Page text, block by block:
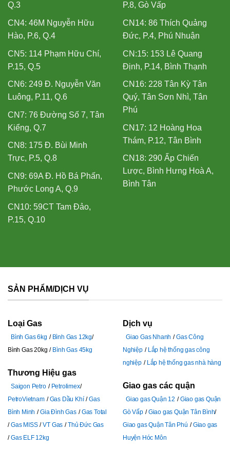
Q.3
CN4: 46M Nguyễn Hữu
Hào, P.6, Q.4
CN5: 114 Phạm Hữu Chí,
P.15, Q.5
CN6: 249 Đ. Nguyễn Văn
Luông, P.11, Q.6
CN7: 76 Đường Số 7, Tân
Kiểng, Q.7
CN8: 175 Đ. Bùi Minh
Trực, P.5, Q.8
CN9: 69A Đ. Hồ Bá Phấn,
Phước Long A, Q.9
CN10: 59CT Tam Đảo,
P.15, Q.10
P.8, Gò Vấp
CN14: 86 Thích Quảng
Đức, P.4, Phú Nhuận
CN:15: 153 Lê Quang
Định, P.14, Bình Thạnh
CN16: 228 Tân Kỳ Tân
Quý, Tân Sơn Nhì, Tân
Phú
CN17: 12 Hoàng Hoa
Thám, P.12, Tân Bình
CN18: 290 Ấp Chiến
Lược, Bình Hưng Hoà A,
Bình Tân
SẢN PHẨM/DỊCH VỤ
Loại Gas
Bình Gas 6kg
Bình Gas 12kg
Bình Gas 20kg
Bình Gas 45kg
Thương Hiệu gas
Saigon Petro
Petrolimex
PetroVietnam
Gas Dầu Khí
Gas
Bình Minh
Gia Đình Gas
Gas Total
Gas MISS
VT Gas
Thủ Đức Gas
Gas ELF 12kg
Dịch vụ
Giao Gas Nhanh
Gas Công
Nghiệp
Lắp hệ thống gas công
nghiệp
Lắp hệ thống gas nhà hàng
Giao gas các quận
Giao gas Quận 12
Giao gas Quận
Gò Vấp
Giao gas Quận Tân Bình
Giao gas Quận Tân Phú
Giao gas
Huyện Hóc Môn